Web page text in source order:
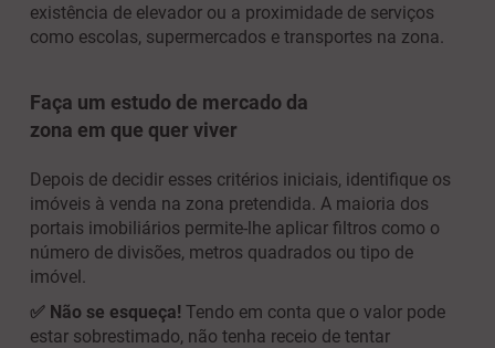
existência de elevador ou a proximidade de serviços
como escolas, supermercados e transportes na zona.
Faça um estudo de mercado da
zona em que quer viver
Depois de decidir esses critérios iniciais, identifique os
imóveis à venda na zona pretendida. A maioria dos
portais imobiliários permite-lhe aplicar filtros como o
número de divisões, metros quadrados ou tipo de
imóvel.
✅ Não se esqueça! Tendo em conta que o valor pode
estar sobrestimado, não tenha receio de tentar